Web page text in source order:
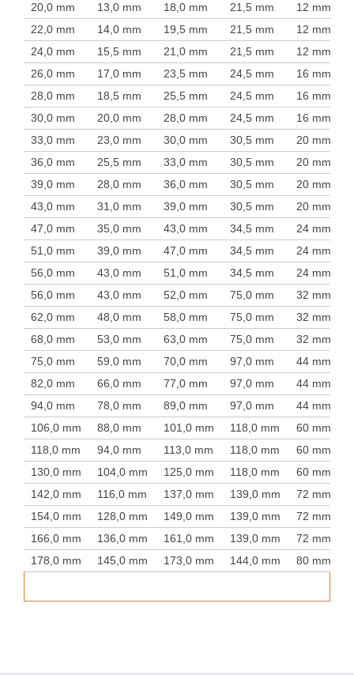
20,0 mm
13,0 mm 18,0 mm 21,5 mm
12 mm
22,0 mm
14,0 mm 19,5 mm 21,5 mm
12 mm
24,0 mm
15,5 mm 21,0 mm 21,5 mm
12 mm
26,0 mm
17,0 mm 23,5 mm 24,5 mm
16 mm
28,0 mm
18,5 mm 25,5 mm 24,5 mm
16 mm
30,0 mm
20,0 mm 28,0 mm 24,5 mm
16 mm
33,0 mm
23,0 mm 30,0 mm 30,5 mm
20 mm
36,0 mm
25,5 mm 33,0 mm 30,5 mm
20 mm
39,0 mm
28,0 mm 36,0 mm 30,5 mm
20 mm
43,0 mm
31,0 mm 39,0 mm 30,5 mm
20 mm
47,0 mm
35,0 mm 43,0 mm 34,5 mm
24 mm
51,0 mm
39,0 mm 47,0 mm 34,5 mm
24 mm
56,0 mm
43,0 mm 51,0 mm 34,5 mm
24 mm
56,0 mm
43,0 mm 52,0 mm 75,0 mm
32 mm
62,0 mm
48,0 mm 58,0 mm 75,0 mm
32 mm
68,0 mm
53,0 mm 63,0 mm 75,0 mm
32 mm
75,0 mm
59,0 mm 70,0 mm 97,0 mm
44 mm
82,0 mm
66,0 mm 77,0 mm 97,0 mm
44 mm
94,0 mm
78,0 mm 89,0 mm 97,0 mm
44 mm
106,0 mm
88,0 mm 101,0 mm 118,0 mm
60 mm
118,0 mm
94,0 mm 113,0 mm 118,0 mm
60 mm
130,0 mm
104,0 mm 125,0 mm 118,0 mm
60 mm
142,0 mm
116,0 mm 137,0 mm 139,0 mm
72 mm
154,0 mm
128,0 mm 149,0 mm 139,0 mm
72 mm
166,0 mm
136,0 mm 161,0 mm 139,0 mm
72 mm
178,0 mm
145,0 mm 173,0 mm 144,0 mm 80 mm